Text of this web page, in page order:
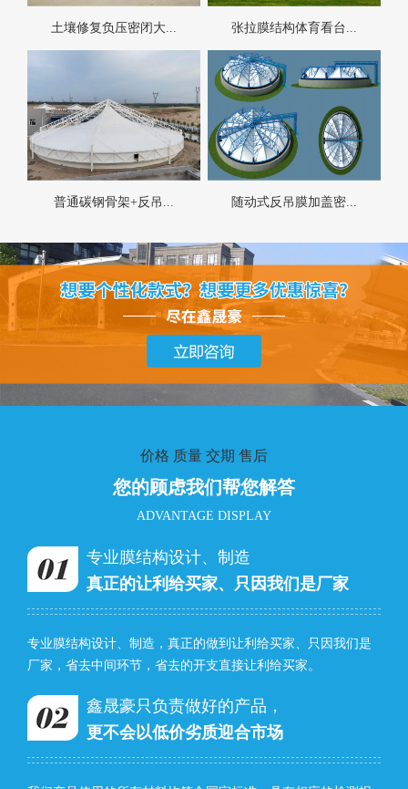
土壤修复负压密闭大... 张拉膜结构体育看台...
普通碳钢骨架+反吊... 随动式反吊膜加盖密...
价格 质量 交期 售后
您的顾虑我们帮您解答
ADVANTAGE DISPLAY
专业膜结构设计、制造
真正的让利给买家、只因我们是厂家
专业膜结构设计、制造，真正的做到让利给买家、只因我们是
厂家，省去中间环节，省去的开支直接让利给买家。
鑫晟豪只负责做好的产品，
更不会以低价劣质迎合市场